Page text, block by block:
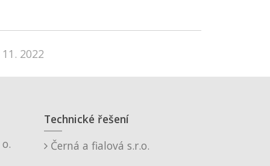
2022
Technické řešení
Černá a fialová s.r.o.